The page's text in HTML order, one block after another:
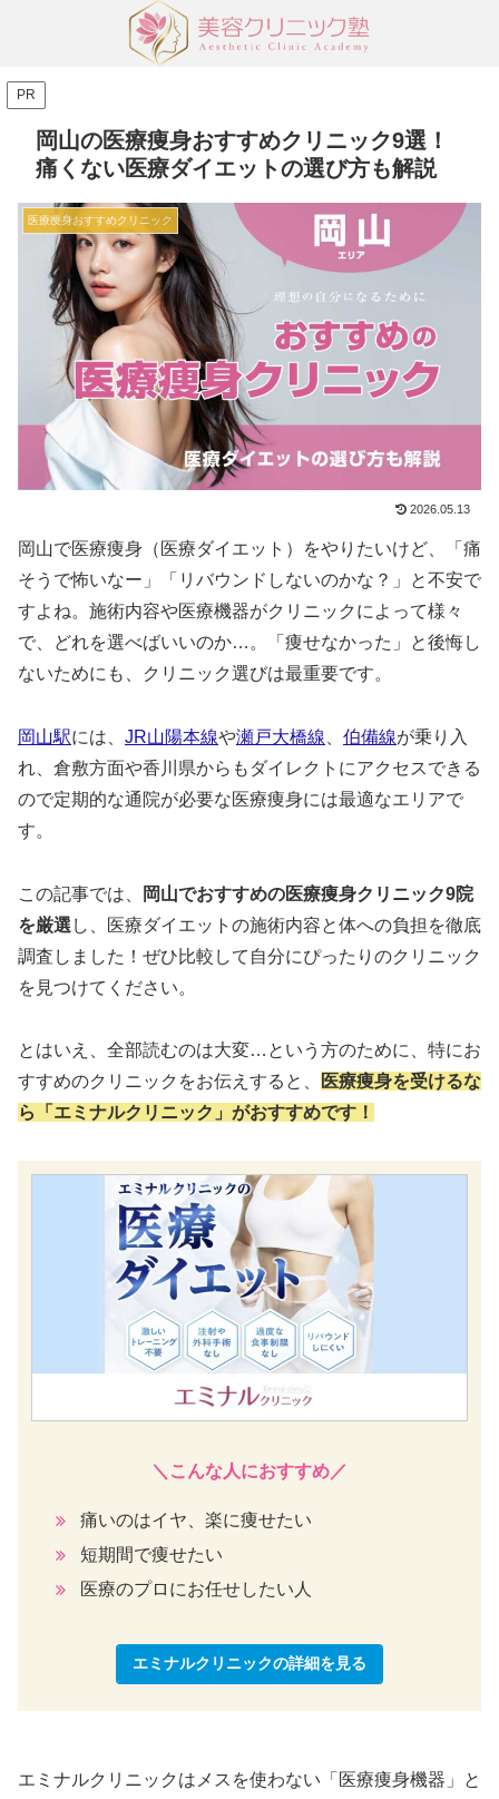
PR
岡山の医療痩身おすすめクリニック9選！
痛くない医療ダイエットの選び方も解説
医療痩身おすすめクリニック
2026.05.13
岡山で医療痩身（医療ダイエット）をやりたいけど、「痛
そうで怖いなー」「リバウンドしないのかな？」と不安で
すよね。施術内容や医療機器がクリニックによって様々
で、どれを選べばいいのか…。「痩せなかった」と後悔し
ないためにも、クリニック選びは最重要です。
岡山駅には、 JR山陽本線や瀬戸大橋線 伯備線が乗り入
れ、倉敷方面や香川県からもダイレクトにアクセスできる
ので定期的な通院が必要な医療痩身には最適なエリアで
す。
この記事では、
岡山でおすすめの医療痩身クリニック9院
を厳選 し、医療ダイエットの施術内容と体への負担を徹底
調査しました！ぜひ比較して自分にぴったりのクリニック
を見つけてください。
とはいえ、全部読むのは大変…という方のために、特にお
すすめのクリニックをお伝えすると、
医療痩身を受けるな
ら「 エミナルクリニック 」がおすすめです！
＼こんな人におすすめ／
痛いのはイヤ、楽に痩せたい
短期間で痩せたい
医療のプロにお任せしたい人
エミナルクリニックの詳細を見る
エミナルクリニックはメスを使わない「医療痩身機器」と